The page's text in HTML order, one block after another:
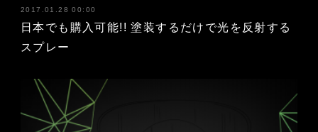
2017.01.28 00:00
日本でも購入可能!! 塗装するだけで光を反射する
スプレー